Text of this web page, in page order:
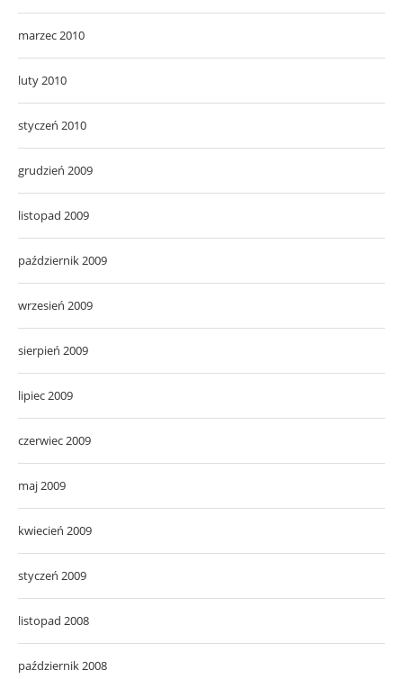
marzec 2010
luty 2010
styczeń 2010
grudzień 2009
listopad 2009
październik 2009
wrzesień 2009
sierpień 2009
lipiec 2009
czerwiec 2009
maj 2009
kwiecień 2009
styczeń 2009
listopad 2008
październik 2008